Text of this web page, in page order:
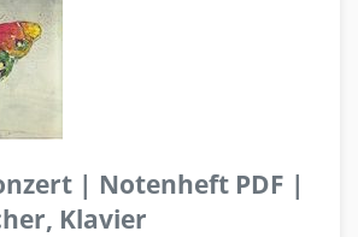
| Notenheft PDF |
Klavier